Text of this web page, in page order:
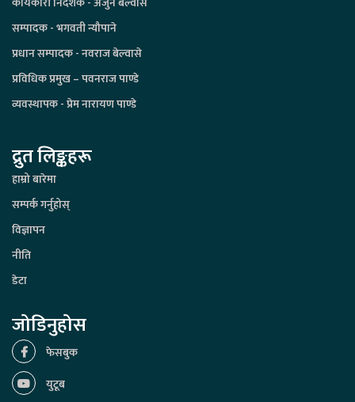
सम्पादक - भगवती न्यौपाने
प्रधान सम्पादक - नवराज बेल्वासे
प्रविधिक प्रमुख – पवनराज पाण्डे
व्यवस्थापक - प्रेम नारायण पाण्डे
द्रुत लिङ्कहरू
हाम्रो बारेमा
सम्पर्क गर्नुहोस्
विज्ञापन
नीति
डेटा
जोडिनुहोस
फेसबुक
युटूब